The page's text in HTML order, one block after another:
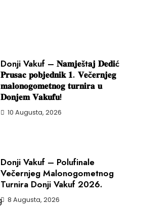
Donji Vakuf – 𝐍𝐚𝐦𝐣𝐞št𝐚𝐣 𝐃𝐞𝐝𝐢ć
𝐏𝐫𝐮𝐬𝐚𝐜 𝐩𝐨𝐛𝐣𝐞𝐝𝐧𝐢𝐤 𝟏. 𝐕𝐞č𝐞𝐫𝐧𝐣𝐞𝐠
𝐦𝐚𝐥𝐨𝐧𝐨𝐠𝐨𝐦𝐞𝐭𝐧𝐨𝐠 𝐭𝐮𝐫𝐧𝐢𝐫𝐚 𝐮
𝐃𝐨𝐧𝐣𝐞𝐦 𝐕𝐚𝐤𝐮𝐟𝐮!
10 Augusta, 2026
Donji Vakuf – Polufinale
Večernjeg Malonogometnog
Turnira Donji Vakuf 2026.
8 Augusta, 2026